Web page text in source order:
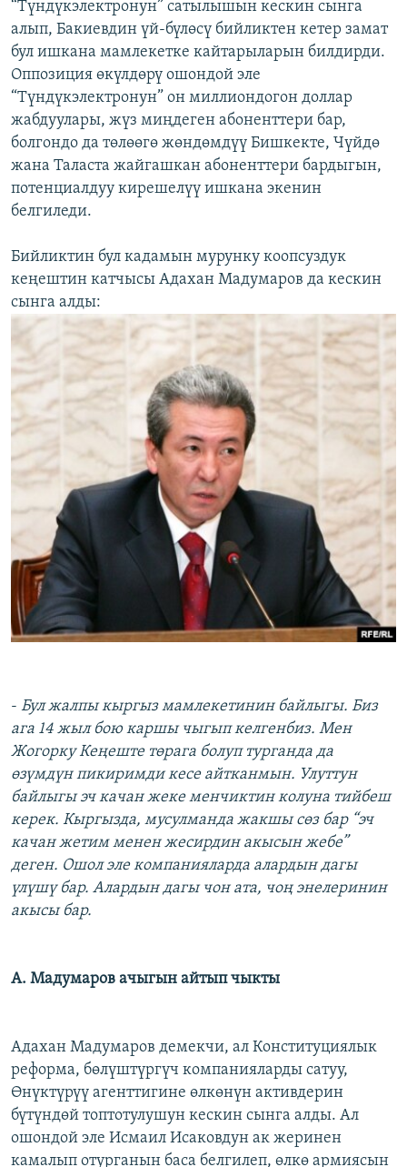
“Түндүкэлектронун” сатылышын кескин сынга
алып, Бакиевдин үй-бүлөсү бийликтен кетер замат
бул ишкана мамлекетке кайтарыларын билдирди.
Оппозиция өкүлдөрү ошондой эле
“Түндүкэлектронун” он миллиондогон доллар
жабдуулары, жүз миңдеген абоненттери бар,
болгондо да төлөөгө жөндөмдүү Бишкекте, Чүйдө
жана Таласта жайгашкан абоненттери бардыгын,
потенциалдуу кирешелүү ишкана экенин
белгиледи.
Бийликтин бул кадамын мурунку коопсуздук
кеңештин катчысы Адахан Мадумаров да кескин
сынга алды:
- Бул жалпы кыргыз мамлекетинин байлыгы. Биз
ага 14 жыл бою каршы чыгып келгенбиз. Мен
Жогорку Кеңеште төрага болуп турганда да
өзүмдүн пикиримди кесе айтканмын. Улуттун
байлыгы эч качан жеке менчиктин колуна тийбеш
керек. Кыргызда, мусулманда жакшы сөз бар “эч
качан жетим менен жесирдин акысын жебе”
деген. Ошол эле компанияларда алардын дагы
үлүшү бар. Алардын дагы чон ата, чоң энелеринин
акысы бар.
А. Мадумаров ачыгын айтып чыкты
Адахан Мадумаров демекчи, ал Конституциялык
реформа, бөлүштүргүч компанияларды сатуу,
Өнүктүрүү агенттигине өлкөнүн активдерин
бүтүндөй топтотулушун кескин сынга алды. Ал
ошондой эле Исмаил Исаковдун ак жеринен
камалып отурганын баса белгилеп, өлкө армиясын